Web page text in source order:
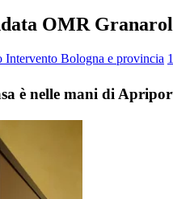
OMR
Intervento Bologna e provincia
è nelle mani di